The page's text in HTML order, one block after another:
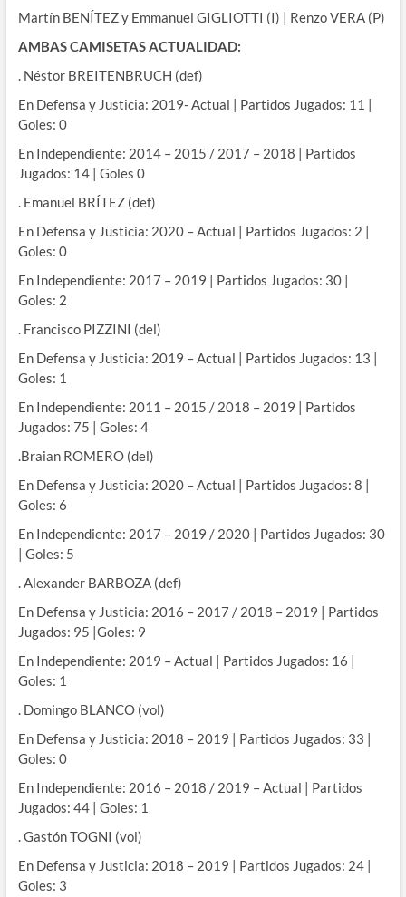
Martín BENÍTEZ y Emmanuel GIGLIOTTI (I) | Renzo VERA (P)
AMBAS CAMISETAS ACTUALIDAD:
. Néstor BREITENBRUCH (def)
En Defensa y Justicia: 2019- Actual | Partidos Jugados: 11 |
Goles: 0
En Independiente: 2014 – 2015 / 2017 – 2018 | Partidos
Jugados: 14 | Goles 0
. Emanuel BRÍTEZ (def)
En Defensa y Justicia: 2020 – Actual | Partidos Jugados: 2 |
Goles: 0
En Independiente: 2017 – 2019 | Partidos Jugados: 30 |
Goles: 2
. Francisco PIZZINI (del)
En Defensa y Justicia: 2019 – Actual | Partidos Jugados: 13 |
Goles: 1
En Independiente: 2011 – 2015 / 2018 – 2019 | Partidos
Jugados: 75 | Goles: 4
.Braian ROMERO (del)
En Defensa y Justicia: 2020 – Actual | Partidos Jugados: 8 |
Goles: 6
En Independiente: 2017 – 2019 / 2020 | Partidos Jugados: 30
| Goles: 5
. Alexander BARBOZA (def)
En Defensa y Justicia: 2016 – 2017 / 2018 – 2019 | Partidos
Jugados: 95 |Goles: 9
En Independiente: 2019 – Actual | Partidos Jugados: 16 |
Goles: 1
. Domingo BLANCO (vol)
En Defensa y Justicia: 2018 – 2019 | Partidos Jugados: 33 |
Goles: 0
En Independiente: 2016 – 2018 / 2019 – Actual | Partidos
Jugados: 44 | Goles: 1
. Gastón TOGNI (vol)
En Defensa y Justicia: 2018 – 2019 | Partidos Jugados: 24 |
Goles: 3